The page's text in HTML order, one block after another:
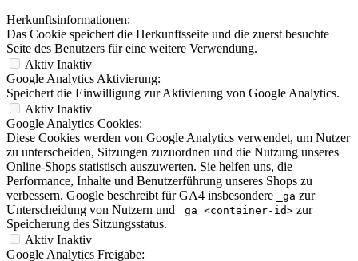
Herkunftsinformationen:
Das Cookie speichert die Herkunftsseite und die zuerst besuchte
Seite des Benutzers für eine weitere Verwendung.
Aktiv Inaktiv
Google Analytics Aktivierung:
Speichert die Einwilligung zur Aktivierung von Google Analytics.
Aktiv Inaktiv
Google Analytics Cookies:
Diese Cookies werden von Google Analytics verwendet, um Nutzer
zu unterscheiden, Sitzungen zuzuordnen und die Nutzung unseres
Online-Shops statistisch auszuwerten. Sie helfen uns, die
Performance, Inhalte und Benutzerführung unseres Shops zu
verbessern. Google beschreibt für GA4 insbesondere
_ga zur
Unterscheidung von Nutzern und
_ga_<container-id> zur
Speicherung des Sitzungsstatus.
Aktiv Inaktiv
Google Analytics Freigabe: